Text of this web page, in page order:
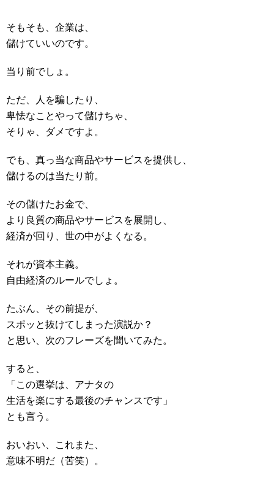
そもそも、企業は、
儲けていいのです。
当り前でしょ。
ただ、人を騙したり、
卑怯なことやって儲けちゃ、
そりゃ、ダメですよ。
でも、真っ当な商品やサービスを提供し、
儲けるのは当たり前。
その儲けたお金で、
より良質の商品やサービスを展開し、
経済が回り、世の中がよくなる。
それが資本主義。
自由経済のルールでしょ。
たぶん、その前提が、
スポッと抜けてしまった演説か？
と思い、次のフレーズを聞いてみた。
すると、
「この選挙は、アナタの
生活を楽にする最後のチャンスです」
とも言う。
おいおい、これまた、
意味不明だ（苦笑）。